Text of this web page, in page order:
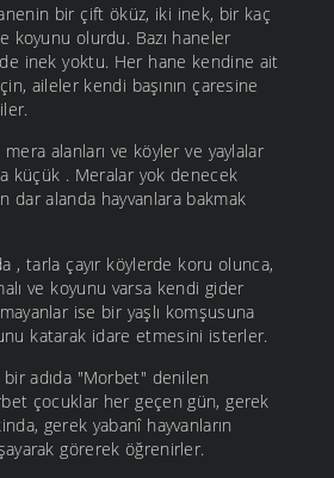
bir çift öküz, iki inek, bir kaç
koyunu olurdu. Bazı haneler
inek yoktu. Her hane kendine ait
aileler kendi başının çaresine
alanları ve köyler ve yaylalar
küçük . Meralar yok denecek
dar alanda hayvanlara bakmak
, tarla çayır köylerde koru olunca,
ve koyunu varsa kendi gider
ise bir yaşlı komşusuna
katarak idare etmesini isterler.
adıda "Morbet" denilen
çocuklar her geçen gün, gerek
gerek yabanî hayvanların
görerek öğrenirler.